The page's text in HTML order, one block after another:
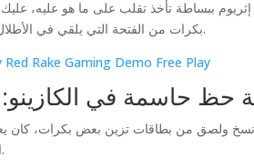
ببساطة تأخذ تقلب على ما هو عليه،
بكرات من الفتحة التي يلقي في الأطلال القديمة في عمق الغابة.
Rake Gaming Demo Free Play
نسخ ولصق من بطاقات تزين بعض بكرات، كان
النهائي هو جيمي فارديس.